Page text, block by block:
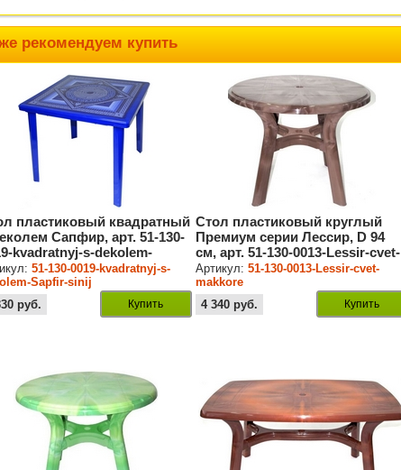
рекомендуем купить
пластиковый квадратный
Сапфир, арт. 51-130-
kvadratnyj-s-dekolem-
sinij
51-130-0019-kvadratnyj-s-
Sapfir-sinij
руб. Купить
Стол пластиковый круглый
Премиум серии Лессир, D 94
см, арт. 51-130-0013-Lessir-cvet-
makkore
Артикул:51-130-0013-Lessir-cvet-
makkore
4 340 руб. Купить